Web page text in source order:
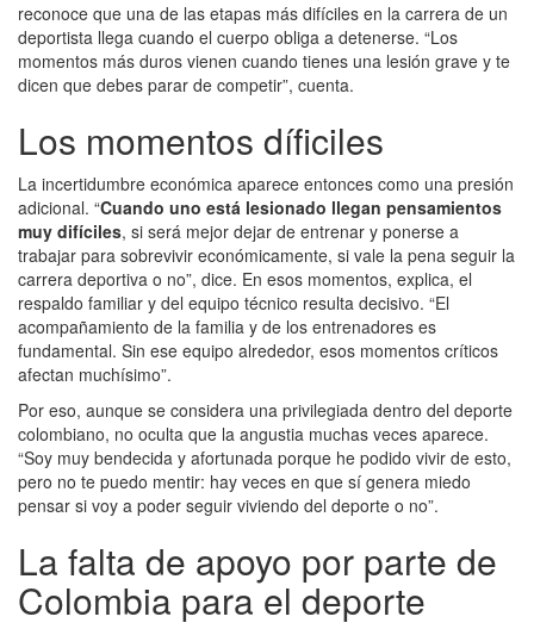
reconoce que una de las etapas más difíciles en la carrera de un
deportista llega cuando el cuerpo obliga a detenerse. “Los
momentos más duros vienen cuando tienes una lesión grave y te
dicen que debes parar de competir”, cuenta.
Los momentos díficiles
La incertidumbre económica aparece entonces como una presión
adicional. “Cuando uno está lesionado llegan pensamientos
muy difíciles, si será mejor dejar de entrenar y ponerse a
trabajar para sobrevivir económicamente, si vale la pena seguir la
carrera deportiva o no”, dice. En esos momentos, explica, el
respaldo familiar y del equipo técnico resulta decisivo. “El
acompañamiento de la familia y de los entrenadores es
fundamental. Sin ese equipo alrededor, esos momentos críticos
afectan muchísimo”.
Por eso, aunque se considera una privilegiada dentro del deporte
colombiano, no oculta que la angustia muchas veces aparece.
“Soy muy bendecida y afortunada porque he podido vivir de esto,
pero no te puedo mentir: hay veces en que sí genera miedo
pensar si voy a poder seguir viviendo del deporte o no”.
La falta de apoyo por parte de
Colombia para el deporte